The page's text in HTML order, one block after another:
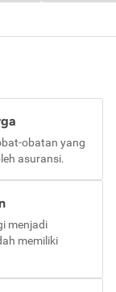
obatan yang
asuransi.
menjadi
memiliki